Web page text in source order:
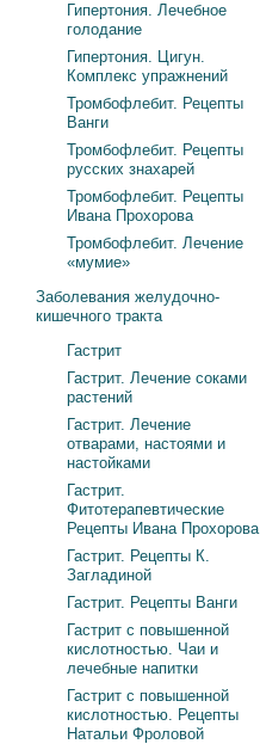
Гипертония. Лечебное
голодание
Гипертония. Цигун.
Комплекс упражнений
Тромбофлебит. Рецепты
Ванги
Тромбофлебит. Рецепты
русских знахарей
Тромбофлебит. Рецепты
Ивана Прохорова
Тромбофлебит. Лечение
«мумие»
Заболевания желудочно-
кишечного тракта
Гастрит
Гастрит. Лечение соками
растений
Гастрит. Лечение
отварами, настоями и
настойками
Гастрит.
Фитотерапевтические
Рецепты Ивана Прохорова
Гастрит. Рецепты К.
Загладиной
Гастрит. Рецепты Ванги
Гастрит с повышенной
кислотностью. Чаи и
лечебные напитки
Гастрит с повышенной
кислотностью. Рецепты
Натальи Фроловой